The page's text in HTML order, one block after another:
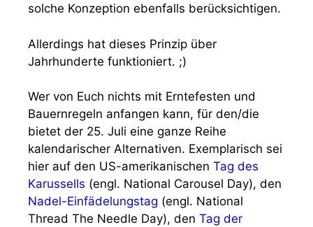
solche Konzeption ebenfalls berücksichtigen.
Allerdings hat dieses Prinzip über
Jahrhunderte funktioniert. ;)
Wer von Euch nichts mit Erntefesten und
Bauernregeln anfangen kann, für den/die
bietet der 25. Juli eine ganze Reihe
kalendarischer Alternativen. Exemplarisch sei
hier auf den US-amerikanischen Tag des
Karussells (engl. National Carousel Day), den
Nadel-Einfädelungstag (engl. National
Thread The Needle Day), den Tag der